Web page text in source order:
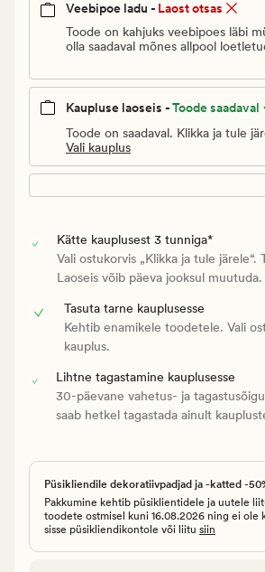
Veebipoe ladu - Laost otsas
Toode on kahjuks veebipoes läbi
olla saadaval mõnes allpool
Kaupluse laoseis -Toode saadaval
Toode on saadaval. Klikka ja tule
Vali kauplus
Kätte kauplusest 3 tunniga*
Vali ostukorvis „Klikka ja tule järele“.
Laoseis võib päeva jooksul muutuda.
Tasuta tarne kauplusesse
Kehtib enamikele toodetele. Vali
kauplus.
Lihtne tagastamine kauplusesse
30-päevane vahetus- ja
saab hetkel tagastada ainult
Püsikliendile dekoratiivpadjad ja -katted -
Pakkumine kehtib püsiklientidele ja uutele
toodete ostmisel kuni 16.08.2026 ning ei ole
sisse püsikliendikontole või liitu siin